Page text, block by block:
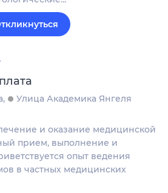
Улица Академика Янгеля
и оказание медицинской
прием, выполнение и
опыт ведения
в частных медицинских